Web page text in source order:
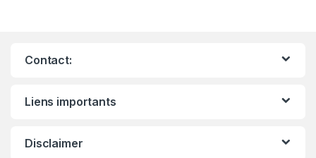
Contact:
Liens importants
Disclaimer